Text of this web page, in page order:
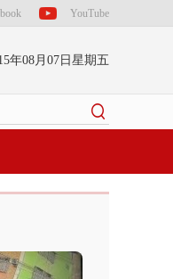
YouTube
年08月07日星期五